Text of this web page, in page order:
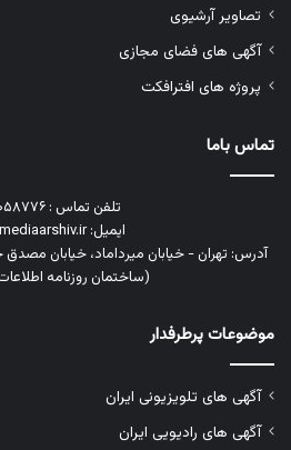
تصاویر آرشیوی
آگهی های فضای مجازی
پروژه های افترافکت
تماس باما
تلفن تماس : ۰۲۱۷۱۰۵۸۷۷۶
ایمیل: info@mediaarshiv.ir
(ساختمان روزنامه
موضوعات پرطرفدار
آگهی های تلویزیونی ایران
آگهی های رادیویی ایران